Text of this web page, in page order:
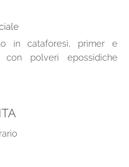
in cataforesi, primer e
con polveri epossidiche